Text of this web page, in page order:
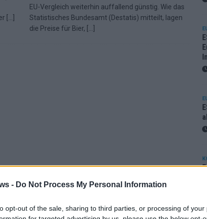
- Do Not Process My Personal Information
opt-out of the sale, sharing to third parties, or processing of your
EU-Vergleich weiterhin auffallend günstig. Wie das
Statistisches Bundesamt (Destatis) mitteilt, lagen
die Preise für Bier,